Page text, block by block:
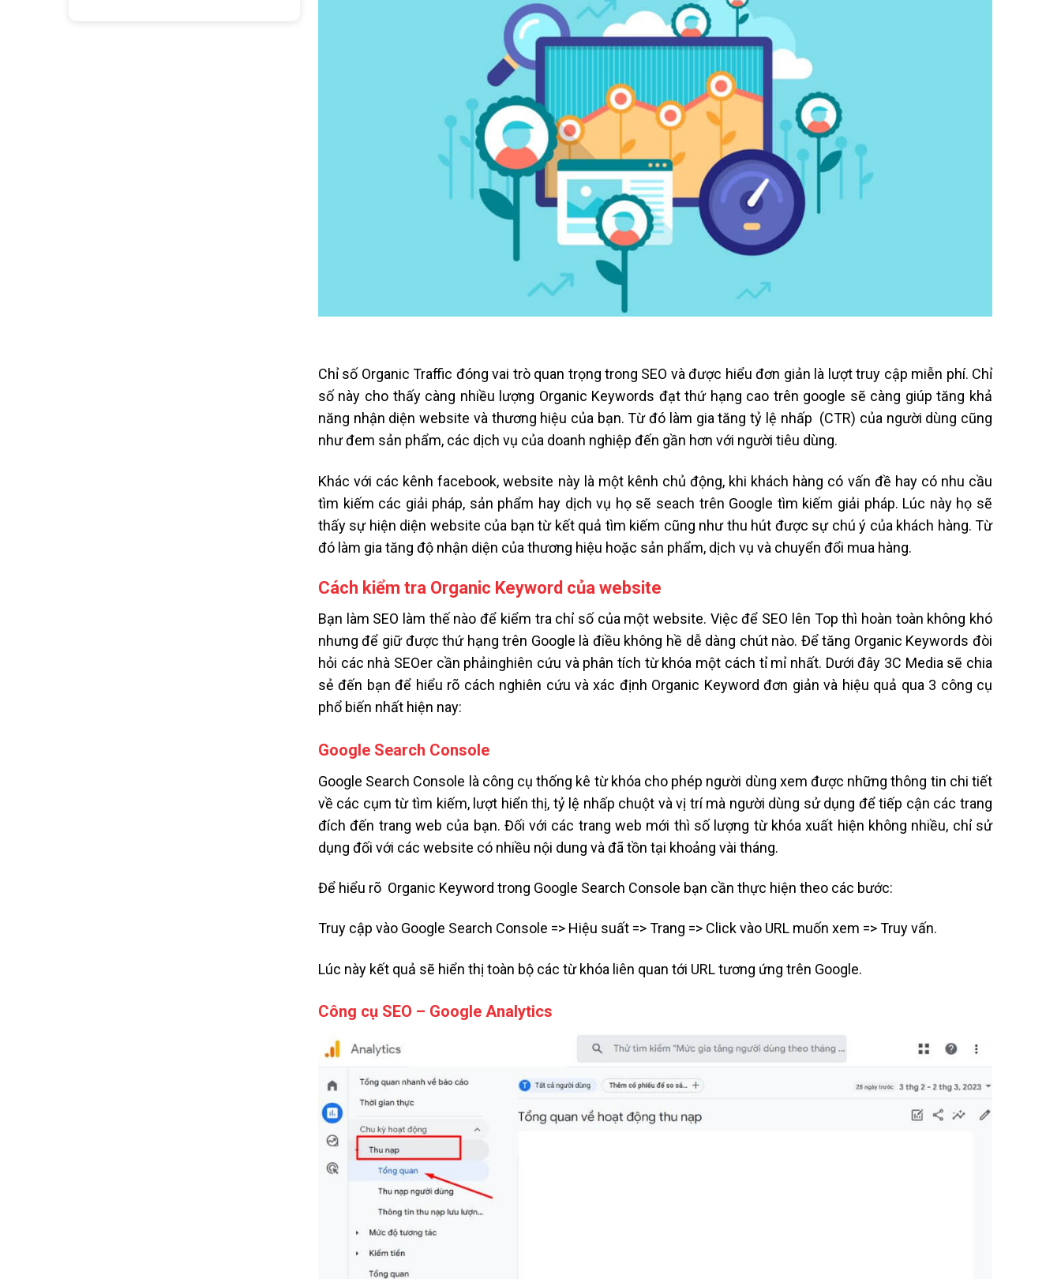
Chỉ số Organic Traffic đóng vai trò quan trọng trong SEO và được hiểu đơn giản là lượt truy cập miễn phí. Chỉ
số này cho thấy càng nhiều lượng Organic Keywords đạt thứ hạng cao trên google sẽ càng giúp tăng khả
năng nhận diện website và thương hiệu của bạn. Từ đó làm gia tăng tỷ lệ nhấp (CTR) của người dùng cũng
như đem sản phẩm, các dịch vụ của doanh nghiệp đến gần hơn với người tiêu dùng.
Khác với các kênh facebook, website này là một kênh chủ động, khi khách hàng có vấn đề hay có nhu cầu
tìm kiếm các giải pháp, sản phẩm hay dịch vụ họ sẽ seach trên Google tìm kiếm giải pháp. Lúc này họ sẽ
thấy sự hiện diện website của bạn từ kết quả tìm kiếm cũng như thu hút được sự chú ý của khách hàng. Từ
đó làm gia tăng độ nhận diện của thương hiệu hoặc sản phẩm, dịch vụ và chuyển đổi mua hàng.
Cách kiểm tra Organic Keyword của website
Bạn làm SEO làm thế nào để kiểm tra chỉ số của một website. Việc để SEO lên Top thì hoàn toàn không khó
nhưng để giữ được thứ hạng trên Google là điều không hề dễ dàng chút nào. Để tăng Organic Keywords đòi
hỏi các nhà SEOer cần phảinghiên cứu và phân tích từ khóa một cách tỉ mỉ nhất. Dưới đây 3C Media sẽ chia
sẻ đến bạn để hiểu rõ cách nghiên cứu và xác định Organic Keyword đơn giản và hiệu quả qua 3 công cụ
phổ biến nhất hiện nay:
Google Search Console
Google Search Console là công cụ thống kê từ khóa cho phép người dùng xem được những thông tin chi tiết
về các cụm từ tìm kiếm, lượt hiển thị, tỷ lệ nhấp chuột và vị trí mà người dùng sử dụng để tiếp cận các trang
đích đến trang web của bạn. Đối với các trang web mới thì số lượng từ khóa xuất hiện không nhiều, chỉ sử
dụng đối với các website có nhiều nội dung và đã tồn tại khoảng vài tháng.
Để hiểu rõ Organic Keyword trong Google Search Console bạn cần thực hiện theo các bước:
Truy cập vào Google Search Console => Hiệu suất => Trang => Click vào URL muốn xem => Truy vấn.
Lúc này kết quả sẽ hiển thị toàn bộ các từ khóa liên quan tới URL tương ứng trên Google.
Công cụ SEO – Google Analytics